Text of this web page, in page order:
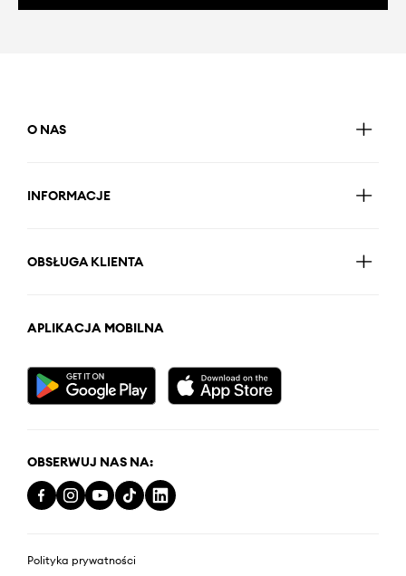
O NAS
INFORMACJE
OBSŁUGA KLIENTA
APLIKACJA MOBILNA
OBSERWUJ NAS NA:
Polityka prywatności